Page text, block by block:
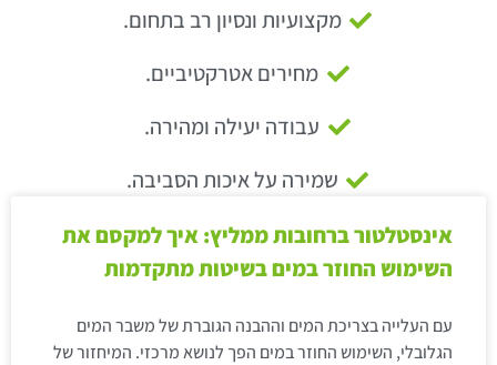
מקצועיות ונסיון רב בתחום.
מחירים אטרקטיביים.
עבודה יעילה ומהירה.
שמירה על איכות הסביבה.
אינסטלטור ברחובות ממליץ: איך למקסם את
השימוש החוזר במים בשיטות מתקדמות
עם העלייה בצריכת המים וההבנה הגוברת של משבר המים
הגלובלי, השימוש החוזר במים הפך לנושא מרכזי. המיחזור של